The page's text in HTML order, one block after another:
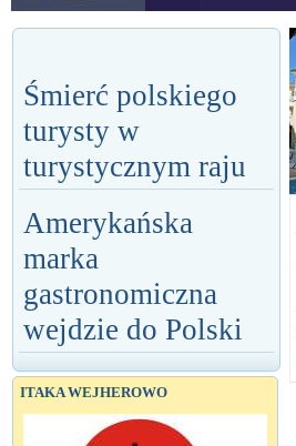
Śmierć polskiego
turysty w
turystycznym raju
Amerykańska
marka
gastronomiczna
wejdzie do Polski
ITAKA WEJHEROWO